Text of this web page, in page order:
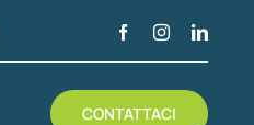
CONTATTACI